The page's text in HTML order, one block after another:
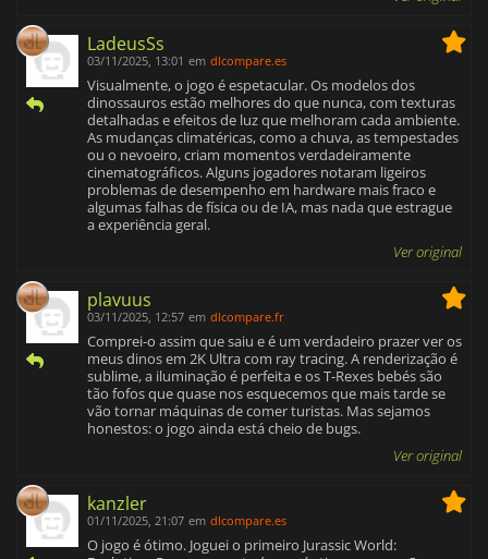
LadeusSs
03/11/2025, 13:01 em dlcompare.es
Visualmente, o jogo é espetacular. Os modelos dos
dinossauros estão melhores do que nunca, com texturas
detalhadas e efeitos de luz que melhoram cada ambiente.
As mudanças climatéricas, como a chuva, as tempestades
ou o nevoeiro, criam momentos verdadeiramente
cinematográficos. Alguns jogadores notaram ligeiros
problemas de desempenho em hardware mais fraco e
algumas falhas de física ou de IA, mas nada que estrague
a experiência geral.
Ver original
plavuus
03/11/2025, 12:57 em dlcompare.fr
Comprei-o assim que saiu e é um verdadeiro prazer ver os
meus dinos em 2K Ultra com ray tracing. A renderização é
sublime, a iluminação é perfeita e os T-Rexes bebés são
tão fofos que quase nos esquecemos que mais tarde se
vão tornar máquinas de comer turistas. Mas sejamos
honestos: o jogo ainda está cheio de bugs.
Ver original
kanzler
01/11/2025, 21:07 em dlcompare.es
O jogo é ótimo. Joguei o primeiro Jurassic World: